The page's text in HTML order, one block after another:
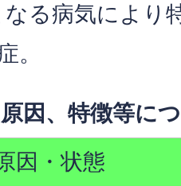
る病気により
。
因、特徴等に
因・状態